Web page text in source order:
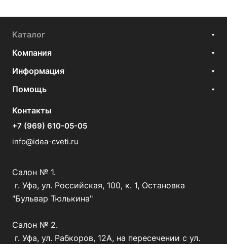
Каталог
Компания
Информация
Помощь
Контакты
+7 (969) 610-05-05
info@idea-cveti.ru
Салон № 1.
г. Уфа, ул. Российская, 100, к. 1, Остановка
"Бульвар Тюлькина"
Салон № 2.
г. Уфа, ул. Рабкоров, 12А, на пересечении с ул.